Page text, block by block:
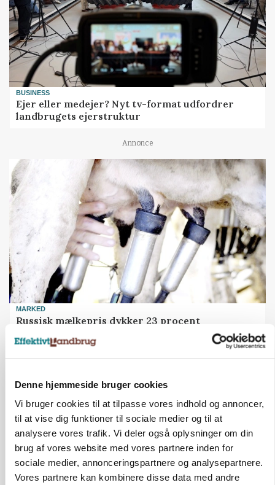
Denne hjemmeside bruger cookies
Vi bruger cookies til at tilpasse vores indhold og annoncer,
til at vise dig funktioner til sociale medier og til at
analysere vores trafik. Vi deler også oplysninger om din
brug af vores website med vores partnere inden for
sociale medier, annonceringspartnere og analysepartnere.
Vores partnere kan kombinere disse data med andre
BUSINESS
Ejer eller medejer? Nyt tv-format udfordrer
landbrugets ejerstruktur
Annonce
MARKED
Russisk mælkepris dykker 23 procent
Fra mark til mur: Byggeriet kan åbne nyt
Annonce
Loading...